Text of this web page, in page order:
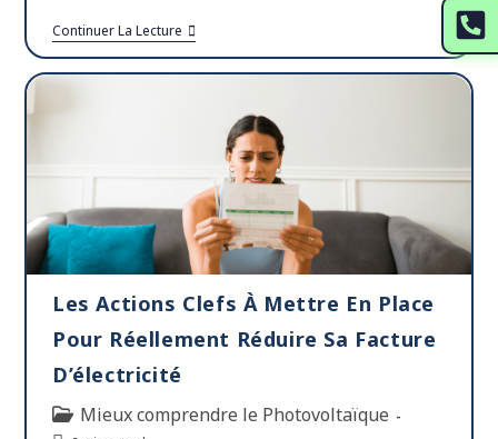
Continuer La Lecture
Les Actions Clefs À Mettre En Place
Pour Réellement Réduire Sa Facture
D’électricité
Mieux comprendre le Photovoltaïque